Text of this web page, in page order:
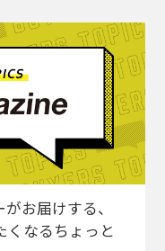
お届けする、
くなるちょっと